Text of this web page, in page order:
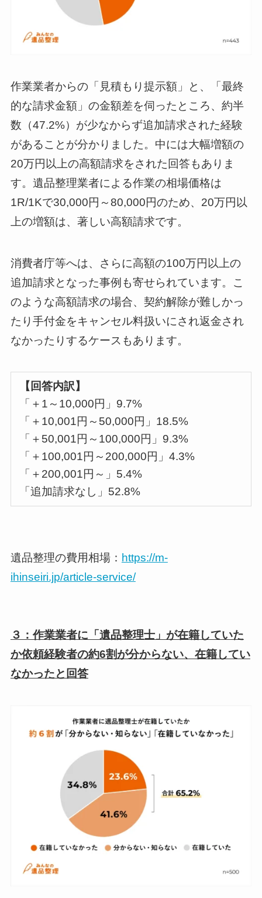
作業業者からの「見積もり提示額」と、「最終
的な請求金額」の金額差を伺ったところ、約半
数（47.2%）が少なからず追加請求された経験
があることが分かりました。中には大幅増額の
20万円以上の高額請求をされた回答もありま
す。遺品整理業者による作業の相場価格は
1R/1Kで30,000円～80,000円のため、20万円以
上の増額は、著しい高額請求です。
消費者庁等へは、さらに高額の100万円以上の
追加請求となった事例も寄せられています。こ
のような高額請求の場合、契約解除が難しかっ
たり手付金をキャンセル料扱いにされ返金され
なかったりするケースもあります。
【回答内訳】
「＋1～10,000円」9.7%
「＋10,001円～50,000円」18.5%
「＋50,001円～100,000円」9.3%
「＋100,001円～200,000円」4.3%
「＋200,001円～」5.4%
「追加請求なし」52.8%
遺品整理の費用相場： https://m-
ihinseiri.jp/article-service/
３：作業業者に「遺品整理士」が在籍していた
か依頼経験者の約6割が分からない、在籍してい
なかったと回答